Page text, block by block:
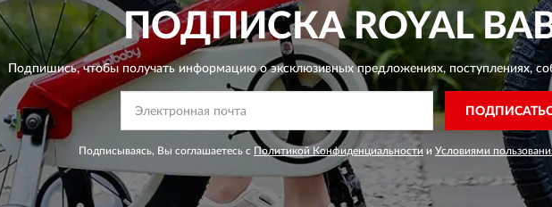
ПОДПИСКАROYAL
Подпишись, чтобы получать информацию о эксклюзивных предложениях,поступлениях,
Подписываясь, Вы соглашаетесь с Политикой Конфиденциальности и Условиями